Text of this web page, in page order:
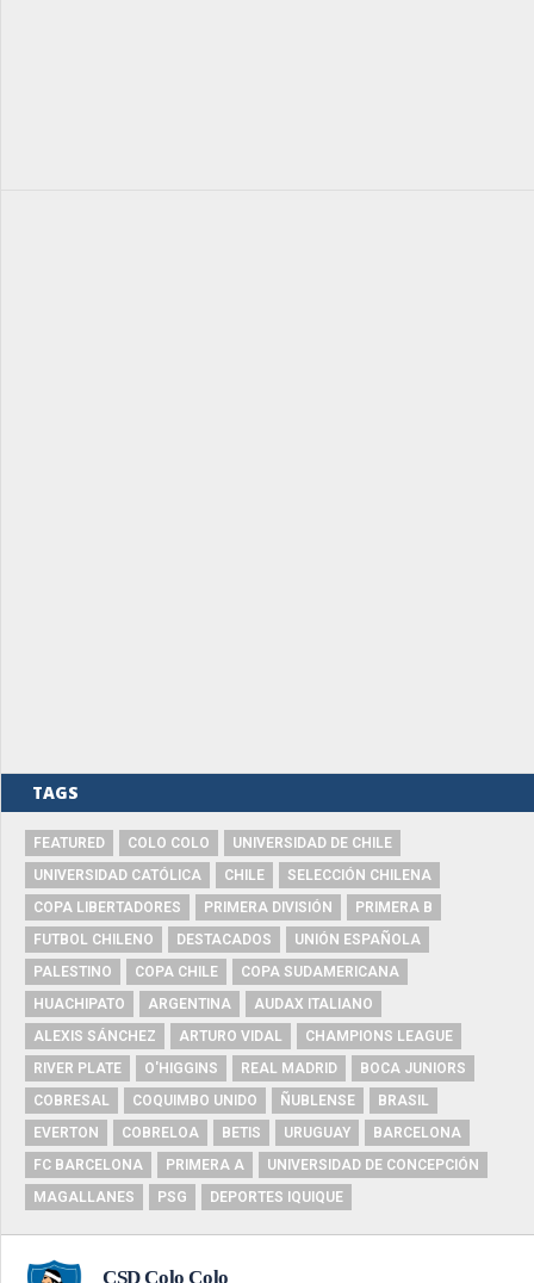
TAGS
FEATURED COLO COLO
UNIVERSIDAD DE CHILE
UNIVERSIDAD CATÓLICA
CHILE
SELECCIÓN CHILENA
COPA LIBERTADORES
PRIMERA DIVISIÓN
PRIMERA B
FUTBOL CHILENO
DESTACADOS
UNIÓN ESPAÑOLA
PALESTINO
COPA CHILE
COPA SUDAMERICANA
HUACHIPATO
ARGENTINA
AUDAX ITALIANO
ALEXIS SÁNCHEZ
ARTURO VIDAL
CHAMPIONS LEAGUE
RIVER PLATE
O'HIGGINS REAL MADRID
BOCA JUNIORS
COBRESAL
COQUIMBO UNIDO ÑUBLENSE
BRASIL
EVERTON
COBRELOA BETIS URUGUAY
BARCELONA
FC BARCELONA
PRIMERA A
UNIVERSIDAD DE CONCEPCIÓN
MAGALLANES
PSG DEPORTES IQUIQUE